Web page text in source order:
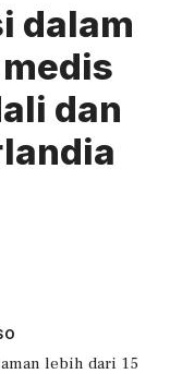
dalam
dan
lebih dari 15